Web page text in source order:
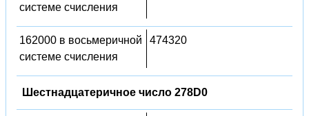
системе счисления
162000 в восьмеричной
системе счисления
474320
Шестнадцатеричное число 278D0